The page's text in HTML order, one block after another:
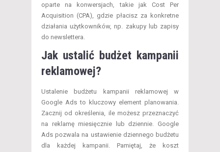
oparte na konwersjach, takie jak Cost Per
Acquisition (CPA), gdzie płacisz za konkretne
działania użytkowników, np. zakupy lub zapisy
do newslettera.
Jak ustalić budżet kampanii
reklamowej?
Ustalenie budżetu kampanii reklamowej w
Google Ads to kluczowy element planowania.
Zacznij od określenia, ile możesz przeznaczyć
na reklamę miesięcznie lub dziennie. Google
Ads pozwala na ustawienie dziennego budżetu
dla każdej kampanii. Pamiętaj, że koszt